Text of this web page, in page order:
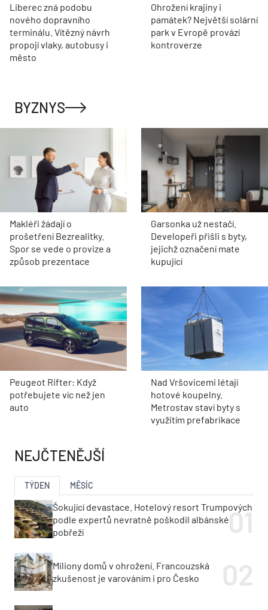
Liberec zná podobu
nového dopravního
terminálu. Vítězný návrh
propojí vlaky, autobusy i
město
Ohrožení krajiny i
památek? Největší solární
park v Evropě provází
kontroverze
BYZNYS
Makléři žádají o
prošetření Bezrealitky.
Spor se vede o provize a
způsob prezentace
Garsonka už nestačí.
Developeři přišli s byty,
jejichž označení mate
kupující
Peugeot Rifter: Když
potřebujete víc než jen
auto
Nad Vršovicemi létají
hotové koupelny.
Metrostav staví byty s
využitím prefabrikace
NEJČTENĚJŠÍ
TÝDEN MĚSÍC
Šokující devastace. Hotelový resort Trumpových
podle expertů nevratně poškodil albánské
pobřeží
Miliony domů v ohrožení. Francouzská
zkušenost je varováním i pro Česko